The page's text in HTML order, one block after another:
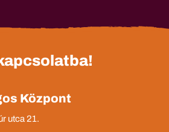
Központ
utca 21.